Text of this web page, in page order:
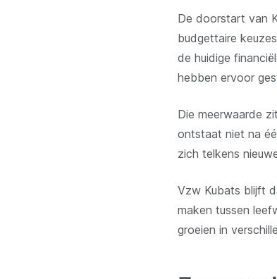
De doorstart van
budgettaire
de huidige
hebben ervoor
Die meerwaarde
ontstaat niet na
zich telkens
Vzw Kubats blijft
maken tussen
groeien in